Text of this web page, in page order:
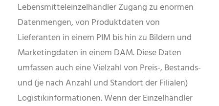
Lebensmitteleinzelhändler Zugang zu enormen
Datenmengen, von Produktdaten von
Lieferanten in einem PIM bis hin zu Bildern und
Marketingdaten in einem DAM. Diese Daten
umfassen auch eine Vielzahl von Preis-, Bestands-
und (je nach Anzahl und Standort der Filialen)
Logistikinformationen. Wenn der Einzelhändler